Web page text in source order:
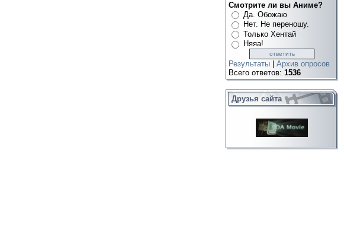
Смотрите ли вы Аниме?
Да. Обожаю
Нет. Не переношу.
Только Хентай
Няяа!
Результаты
Архив опросов
Всего ответов: 1536
Друзья сайта